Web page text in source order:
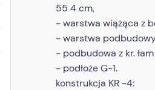
55 4 cm,
- warstwa wiążąca z
- warstwa
- podbudowa z kr.
- podłoże G-1.
konstrukcja KR -4: